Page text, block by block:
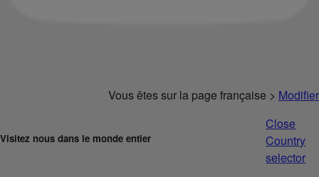
Vous êtes sur la page française > Modifier
Visitez nous dans le monde entier
Close
Country
selector